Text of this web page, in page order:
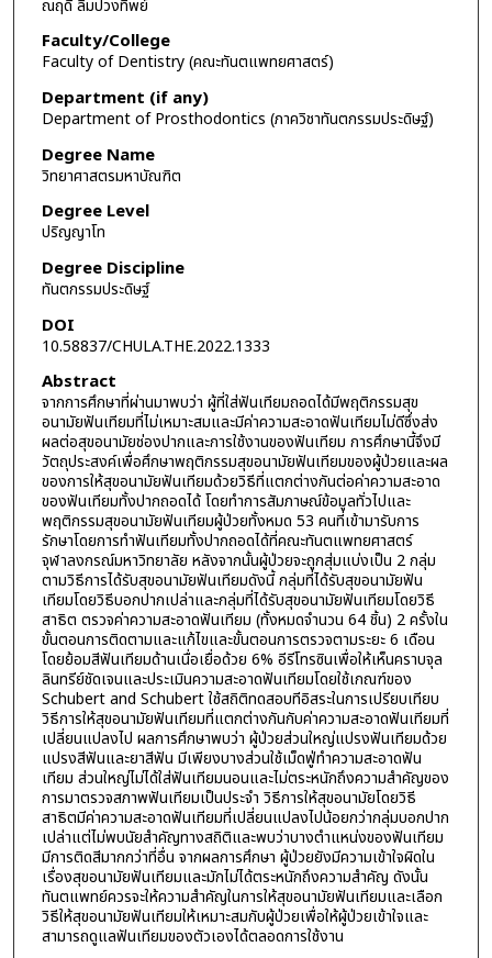
ณฤดี ลิ้มปวงทิพย์
Faculty/College
Faculty of Dentistry (คณะทันตแพทยศาสตร์)
Department (if any)
Department of Prosthodontics (ภาควิชาทันตกรรมประดิษฐ์)
Degree Name
วิทยาศาสตรมหาบัณฑิต
Degree Level
ปริญญาโท
Degree Discipline
ทันตกรรมประดิษฐ์
DOI
10.58837/CHULA.THE.2022.1333
Abstract
จากการศึกษาที่ผ่านมาพบว่า ผู้ที่ใส่ฟันเทียมถอดได้มีพฤติกรรมสุข
อนามัยฟันเทียมที่ไม่เหมาะสมและมีค่าความสะอาดฟันเทียมไม่ดีซึ่งส่ง
ผลต่อสุขอนามัยช่องปากและการใช้งานของฟันเทียม การศึกษานี้จึงมี
วัตถุประสงค์เพื่อศึกษาพฤติกรรมสุขอนามัยฟันเทียมของผู้ป่วยและผล
ของการให้สุขอนามัยฟันเทียมด้วยวิธีที่แตกต่างกันต่อค่าความสะอาด
ของฟันเทียมทั้งปากถอดได้ โดยทำการสัมภาษณ์ข้อมูลทั่วไปและ
พฤติกรรมสุขอนามัยฟันเทียมผู้ป่วยทั้งหมด 53 คนที่เข้ามารับการ
รักษาโดยการทำฟันเทียมทั้งปากถอดได้ที่คณะทันตแพทยศาสตร์
จุฬาลงกรณ์มหาวิทยาลัย หลังจากนั้นผู้ป่วยจะถูกสุ่มแบ่งเป็น 2 กลุ่ม
ตามวิธีการได้รับสุขอนามัยฟันเทียมดังนี้ กลุ่มที่ได้รับสุขอนามัยฟัน
เทียมโดยวิธีบอกปากเปล่าและกลุ่มที่ได้รับสุขอนามัยฟันเทียมโดยวิธี
สาธิต ตรวจค่าความสะอาดฟันเทียม (ทั้งหมดจำนวน 64 ชิ้น) 2 ครั้งใน
ขั้นตอนการติดตามและแก้ไขและขั้นตอนการตรวจตามระยะ 6 เดือน
โดยย้อมสีฟันเทียมด้านเนื่อเยื่อด้วย 6% อีรีโทรซินเพื่อให้เห็นคราบจุล
ลินทรีย์ชัดเจนและประเมินความสะอาดฟันเทียมโดยใช้เกณฑ์ของ
Schubert and Schubert ใช้สถิติทดสอบทีอิสระในการเปรียบเทียบ
วิธีการให้สุขอนามัยฟันเทียมที่แตกต่างกันกับค่าความสะอาดฟันเทียมที่
เปลี่ยนแปลงไป ผลการศึกษาพบว่า ผู้ป่วยส่วนใหญ่แปรงฟันเทียมด้วย
แปรงสีฟันและยาสีฟัน มีเพียงบางส่วนใช้เม็ดฟู่ทำความสะอาดฟัน
เทียม ส่วนใหญ่ไม่ได้ใส่ฟันเทียมนอนและไม่ตระหนักถึงความสำคัญของ
การมาตรวจสภาพฟันเทียมเป็นประจำ วิธีการให้สุขอนามัยโดยวิธี
สาธิตมีค่าความสะอาดฟันเทียมที่เปลี่ยนแปลงไปน้อยกว่ากลุ่มบอกปาก
เปล่าแต่ไม่พบนัยสำคัญทางสถิติและพบว่าบางตำแหน่งของฟันเทียม
มีการติดสีมากกว่าที่อื่น จากผลการศึกษา ผู้ป่วยยังมีความเข้าใจผิดใน
เรื่องสุขอนามัยฟันเทียมและมักไม่ได้ตระหนักถึงความสำคัญ ดังนั้น
ทันตแพทย์ควรจะให้ความสำคัญในการให้สุขอนามัยฟันเทียมและเลือก
วิธีให้สุขอนามัยฟันเทียมให้เหมาะสมกับผู้ป่วยเพื่อให้ผู้ป่วยเข้าใจและ
สามารถดูแลฟันเทียมของตัวเองได้ตลอดการใช้งาน